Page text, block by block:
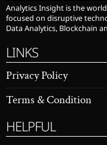
Analytics Insight is the
focused on disruptive
Data Analytics, Blockchain
LINKS
Privacy Policy
Terms & Condition
HELPFUL